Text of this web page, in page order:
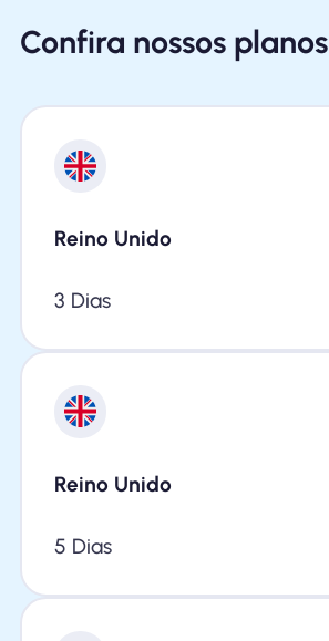
Confira nossos planos
Reino Unido
3 Dias
Reino Unido
5 Dias